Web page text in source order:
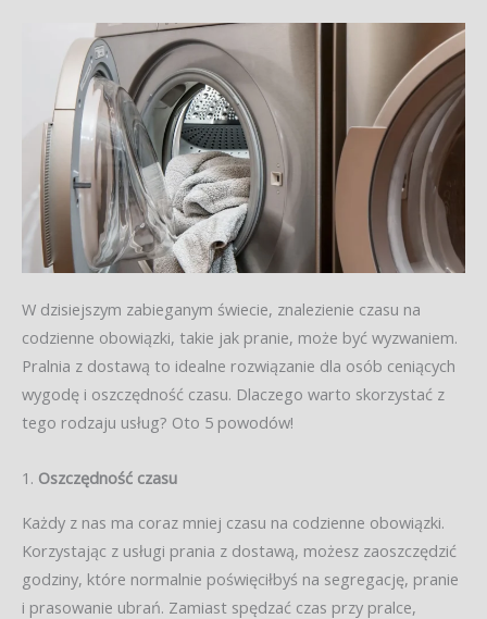
W dzisiejszym zabieganym świecie, znalezienie czasu na
codzienne obowiązki, takie jak pranie, może być wyzwaniem.
Pralnia z dostawą to idealne rozwiązanie dla osób ceniących
wygodę i oszczędność czasu. Dlaczego warto skorzystać z
tego rodzaju usług? Oto 5 powodów!
1. Oszczędność czasu
Każdy z nas ma coraz mniej czasu na codzienne obowiązki.
Korzystając z usługi prania z dostawą, możesz zaoszczędzić
godziny, które normalnie poświęciłbyś na segregację, pranie
i prasowanie ubrań. Zamiast spędzać czas przy pralce,